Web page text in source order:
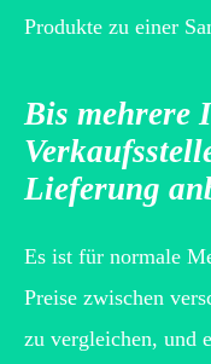
Produkte zu einer
Bis mehrere
Lieferung
Es ist für normale
Preise zwischen
zu vergleichen, und